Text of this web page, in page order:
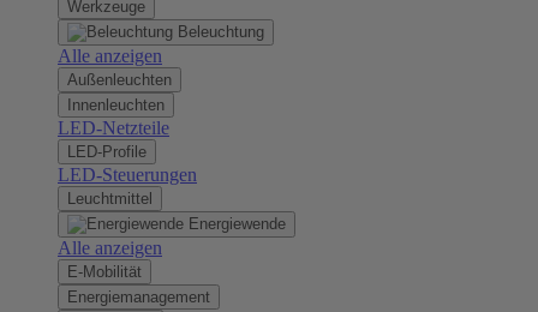
Werkzeuge
Beleuchtung
Alle anzeigen
Außenleuchten
Innenleuchten
LED-Netzteile
LED-Profile
LED-Steuerungen
Leuchtmittel
Energiewende
Alle anzeigen
E-Mobilität
Energiemanagement